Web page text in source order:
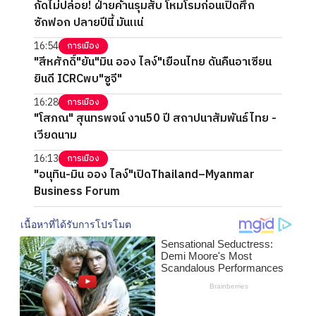
กัดไม่ปล่อย! ฝ่ายค้านรุมสับ โหมโรมก่อนเปิดศึก
ซักฟอก ปลายปีนี้ มันแน่
16:54 การเมือง
"สีหศักดิ์"ยัน"มิน ออง ไลง์"เยือนไทย ดันคืนอาเซียน
ยินดี ICRCพบ"ซูจี"
16:28 การเมือง
"โสภณ" สุนทรพจน์ งาน50 ปี สถาปนาสัมพันธ์ไทย -
เวียดนาม
16:13 การเมือง
"อนุทิน-มิน ออง ไลง์"เปิดThailand–Myanmar
Business Forum